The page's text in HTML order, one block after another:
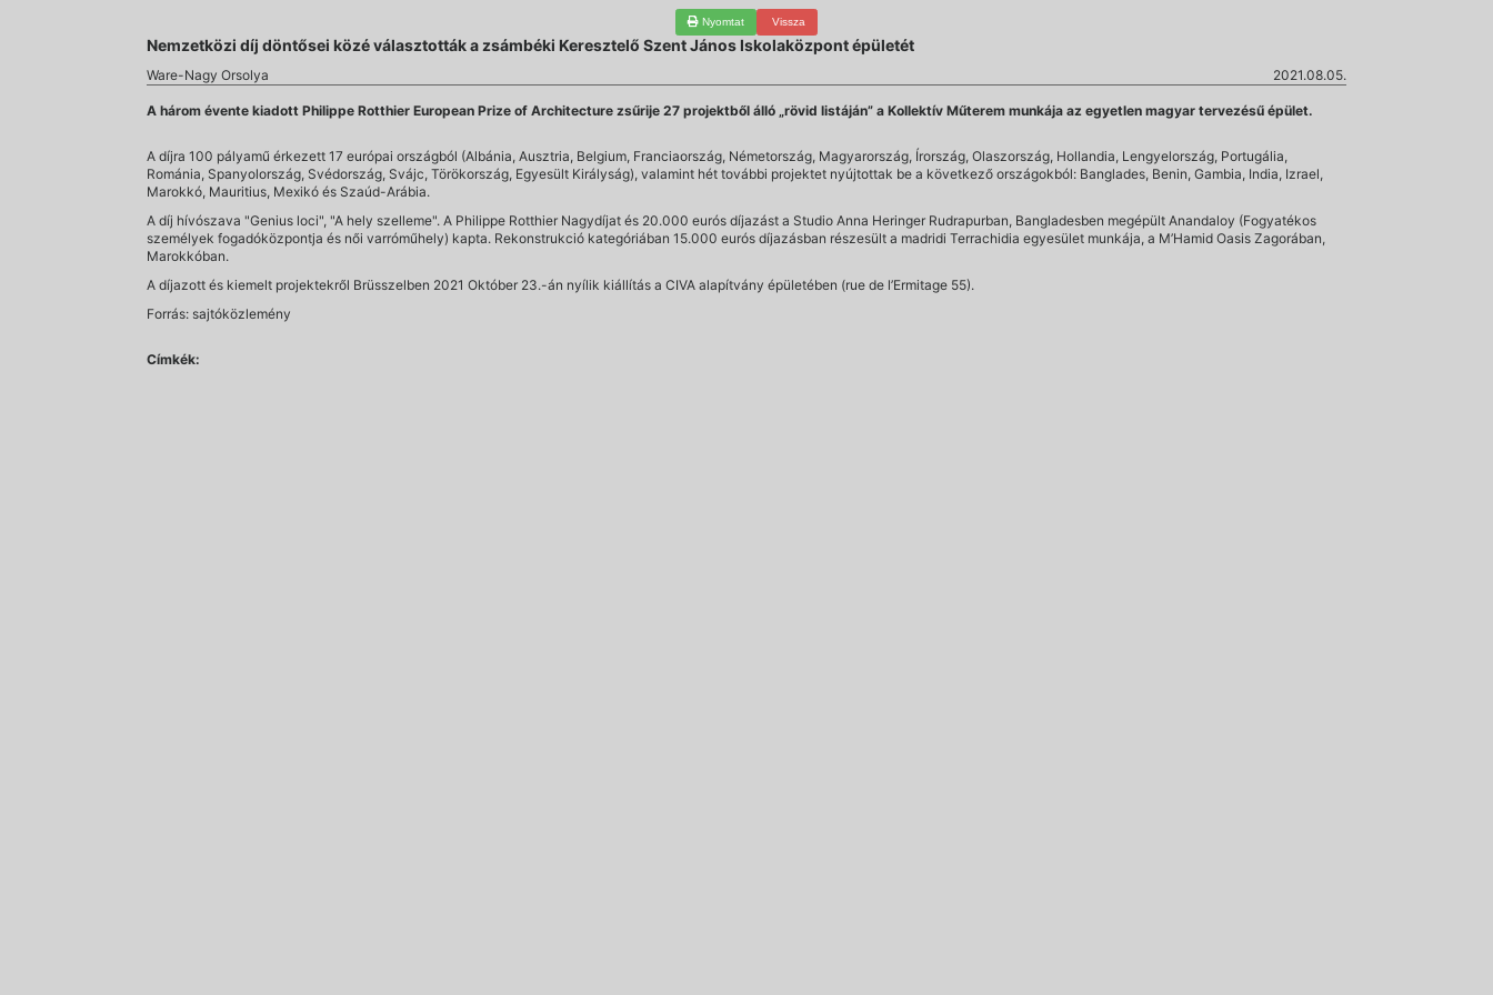
Nyomtat Vissza
Nemzetközi díj döntősei közé választották a zsámbéki Keresztelő Szent János Iskolaközpont épületét
Ware-Nagy Orsolya 2021.08.05.
A három évente kiadott Philippe Rotthier European Prize of Architecture zsűrije 27 projektből álló „rövid listáján” a Kollektív Műterem munkája az egyetlen magyar tervezésű épület.
A díjra 100 pályamű érkezett 17 európai országból (Albánia, Ausztria, Belgium, Franciaország, Németország, Magyarország, Írország, Olaszország, Hollandia, Lengyelország, Portugália,
Románia, Spanyolország, Svédország, Svájc, Törökország, Egyesült Királyság), valamint hét további projektet nyújtottak be a következő országokból: Banglades, Benin, Gambia, India, Izrael,
Marokkó, Mauritius, Mexikó és Szaúd-Arábia.
A díj hívószava "Genius loci", "A hely szelleme". A Philippe Rotthier Nagydíjat és 20.000 eurós díjazást a Studio Anna Heringer Rudrapurban, Bangladesben megépült Anandaloy (Fogyatékos
személyek fogadóközpontja és női varróműhely) kapta. Rekonstrukció kategóriában 15.000 eurós díjazásban részesült a madridi Terrachidia egyesület munkája, a M’Hamid Oasis Zagorában,
Marokkóban.
A díjazott és kiemelt projektekről Brüsszelben 2021 Október 23.-án nyílik kiállítás a CIVA alapítvány épületében (rue de l’Ermitage 55).
Forrás: sajtóközlemény
Címkék: